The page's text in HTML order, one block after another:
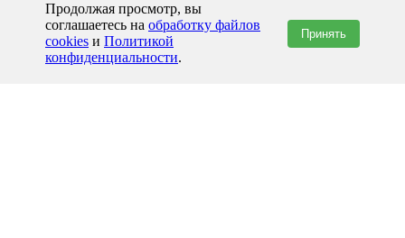
Продолжая просмотр, вы
соглашаетесь на обработку файлов
cookies и Политикой
конфиденциальности.
Принять